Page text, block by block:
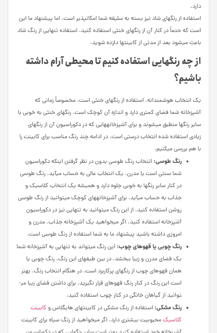
دارد.
استفاده از رنگ­های شاد نیز بسته به سلیقه شما امکان­پذیر است. اما پیشنهاد ما این
است که حتماً در کنار آن از رنگ­های خنثی استفاده کنید. استفاده تنهایی از رنگ شاد
باعث می­شود بعد از مدتی از کابینت­ها دلزده شوید.
از چه رنگ­هایی استفاده کنیم تا محیطی آرام داشته
باشیم؟
یک انتخاب هوشمندانه، استفاده از رنگ­های خنثی است. مخصوصاً زمانی که
آشپزخانه شما فضای کمتری دارد و اندازه آن کوچک است. رنگ­های خنثی به خوبی با
سایر رنگ­ها منطبق می­شوند و برای آشپزخانه­هایی که در دکوراسیون آن از رنگ­های
زیادی استفاده شده انتخاب درستی است. در ادامه چند رنگ مناسب برای کابینت را
با هم بررسی می­کنیم.
رنگ طوسی:انتخاب رنگ طوسی بدون در نظر گرفتن اینکه دکوراسیون
شما سنتی است یا مدرن، یک انتخاب عالی به حساب می­آید. رنگ طوسی
در کنار سایر رنگ­ها به خوبی جلوه دارد و همیشه یک انتخاب کلاسیک و
جذاب به حساب می­آید. برای آشپزخانه­های کوچک می­توانید از رنگ طوسی
روشن استفاده کنید. از این رنگ می­توانید به تنهایی نیز در دکوراسیون
آشپزخانه استفاده کنید. اگر می­خواهید یک آشپزخانه جذاب، مدرن و
امروزی داشته باشید پیشنهاد ما به شما استفاده از رنگ طوسی است.
رنگ چوبی یا قهوه­ای چوب:این رنگ می­تواند به تنهایی به آشپزخانه شما
یک فضای مدرن و زیبا ببخشد. در بین طیف­های این رنگ، رنگ چوبی یا
همان قهوه­ای چوب از رنگ­های پرکاربرد است. در هنگام انتخاب رنگ، بهتر
است این رنگ در کنار رنگ قهوه­ای قرار نگیرید. برای داشتن فضای زیبا می­
توانید از گیاهان خانگی در کنار چوب استفاده کنید.
رنگ مشکی:استفاده از رنگ مشکی در کابینت­های های­گلاس وکابینت
کلاسیکمحبوبیت بیشتری دارد. اگر می­خواهید از رنگ سیاه برای کابینت